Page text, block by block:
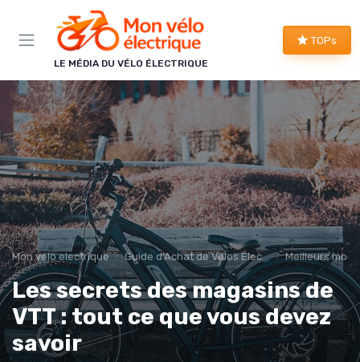
LE MÉDIA DU VÉLO ÉLECTRIQUE
TOPs
Mon velo electrique Guide d'Achat de Vélos Électriques Meilleurs
Les secrets des magasins de
VTT : tout ce que vous devez
savoir
Panneau de gestion des cookies